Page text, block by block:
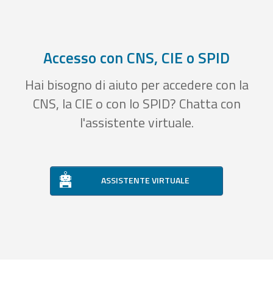
Accesso con CNS, CIE o SPID
Hai bisogno di aiuto per accedere con la
CNS, la CIE o con lo SPID? Chatta con
l'assistente virtuale.
ASSISTENTE VIRTUALE